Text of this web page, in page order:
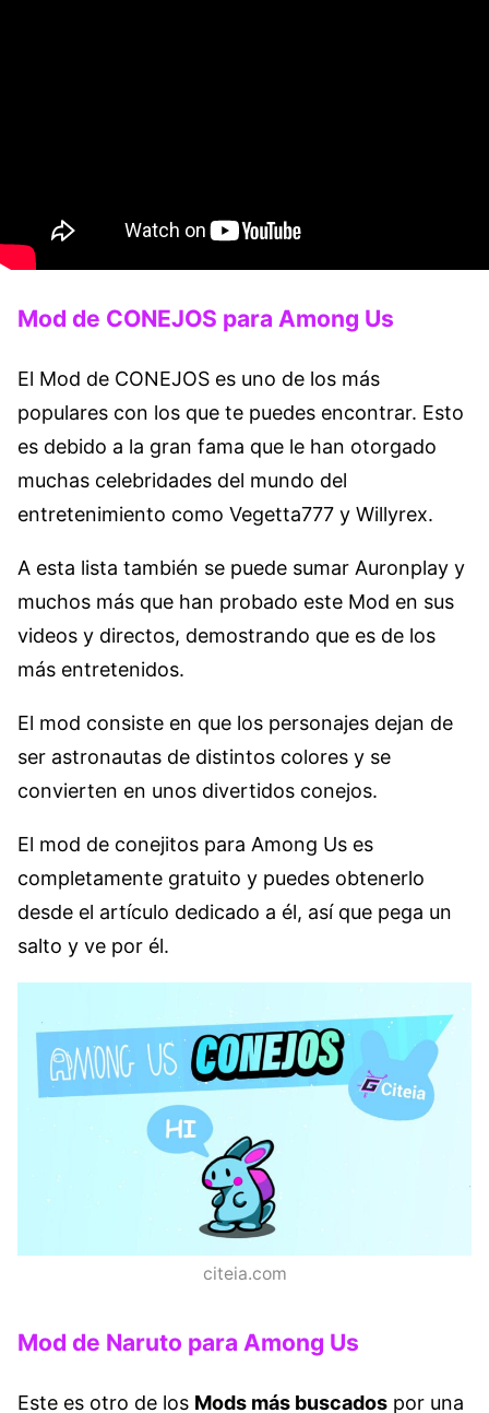
Mod de CONEJOS para Among Us
El Mod de CONEJOS es uno de los más
populares con los que te puedes encontrar. Esto
es debido a la gran fama que le han otorgado
muchas celebridades del mundo del
entretenimiento como Vegetta777 y Willyrex.
A esta lista también se puede sumar Auronplay y
muchos más que han probado este Mod en sus
videos y directos, demostrando que es de los
más entretenidos.
El mod consiste en que los personajes dejan de
ser astronautas de distintos colores y se
convierten en unos divertidos conejos.
El mod de conejitos para Among Us es
completamente gratuito y puedes obtenerlo
desde el artículo dedicado a él, así que pega un
salto y ve por él.
citeia.com
Mod de Naruto para Among Us
Este es otro de los Mods más buscados por una